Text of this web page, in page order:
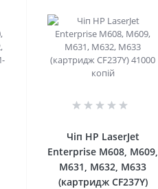
Чіп HP LaserJet
Enterprise M608, M609,
M631, M632, M633
(картридж CF237Y)